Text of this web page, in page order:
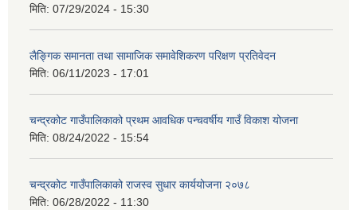
मिति: 07/29/2024 - 15:30
लैङ्गिक समानता तथा सामाजिक समावेशिकरण परिक्षण प्रतिवेदन
मिति: 06/11/2023 - 17:01
चन्द्रकोट गाउँपालिकाको प्रथम आवधिक पन्चवर्षीय गाउँ विकाश योजना
मिति: 08/24/2022 - 15:54
चन्द्रकोट गाउँपालिकाको राजस्व सुधार कार्ययोजना २०७८
मिति: 06/28/2022 - 11:30